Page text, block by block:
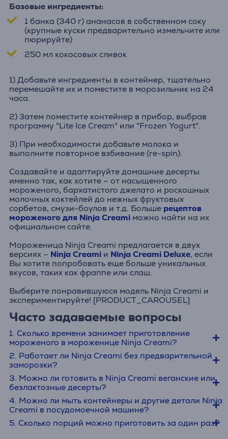
Базовые ингредиенты:
1 банка (340 г) ананасов в собственном соку
(крупные куски предварительно измельчите или
пюрируйте)
250 мл кокосовых сливок
1) Добавьте ингредиенты в контейнер, тщательно
перемешайте их и поместите в морозильник на 24
часа.
2) Затем поместите контейнер в прибор, выбрав
программу "Lite Ice Cream" или "Frozen Yogurt".
3) При необходимости добавьте молока и
выполните повторное взбивание (re-spin).
Создавайте и адаптируйте домашние десерты
именно так, как хотите – от насыщенного
мороженого, бархатистого джелато и роскошных
молочных коктейлей до нежных фруктовых
сорбетов, смузи-боулов и т.д. Больше рецептов
мороженого для Ninja Creami можно найти на их
официальном сайте.
Мороженица Ninja Creami предлагается в двух
версиях – Ninja Creami и Ninja Creami Deluxe, если
Вы хотите попробовать еще больше уникальных
вкусов, таких как фраппе или слаш.
Выберите понравившуюся модель Ninja Creami и
экспериментируйте! [PRODUCT_CAROUSEL]
Часто задаваемые вопросы
1. Сколько времени занимает приготовление
мороженого в мороженице Ninja Creami?
2. Работает ли Ninja Creami без предварительной
заморозки?
3. Можно ли готовить в Ninja Creami веганские или
безлактозные десерты?
4. Можно ли мыть контейнеры и другие детали Ninja
Creami в посудомоечной машине?
5. Сколько порций можно приготовить за один раз?